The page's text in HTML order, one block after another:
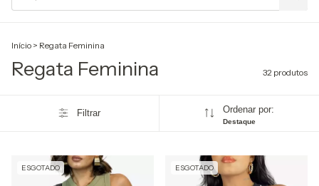
Início > Regata Feminina
Regata Feminina 32 produtos
Filtrar Ordenar por:
Destaque
ESGOTADO ESGOTADO